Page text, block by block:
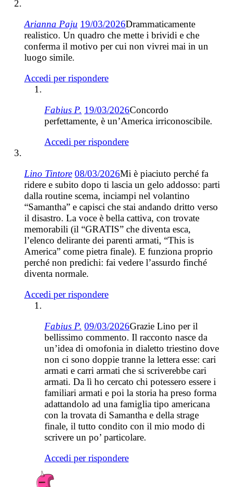
Arianna Paju 19/03/2026Drammaticamente
realistico. Un quadro che mette i brividi e che
conferma il motivo per cui non vivrei mai in un
luogo simile.
Accedi per rispondere
Fabius P. 19/03/2026Concordo
perfettamente, è un’America irriconoscibile.
Accedi per rispondere
Lino Tintore 08/03/2026Mi è piaciuto perché fa
ridere e subito dopo ti lascia un gelo addosso: parti
dalla routine scema, inciampi nel volantino
“Samantha” e capisci che stai andando dritto verso
il disastro. La voce è bella cattiva, con trovate
memorabili (il “GRATIS” che diventa esca,
l’elenco delirante dei parenti armati, “This is
America” come pietra finale). E funziona proprio
perché non predichi: fai vedere l’assurdo finché
diventa normale.
Accedi per rispondere
Fabius P. 09/03/2026Grazie Lino per il
bellissimo commento. Il racconto nasce da
un’idea di omofonia in dialetto triestino dove
non ci sono doppie tranne la lettera esse: cari
armati e carri armati che si scriverebbe cari
armati. Da lì ho cercato chi potessero essere i
familiari armati e poi la storia ha preso forma
adattandolo ad una famiglia tipo americana
con la trovata di Samantha e della strage
finale, il tutto condito con il mio modo di
scrivere un po’ particolare.
Accedi per rispondere